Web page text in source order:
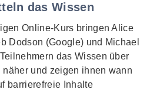
das Wissen
Online-Kurs bringen Alice
Dodson (Google) und Michael
das Wissen über
und zeigen ihnen wann
barrierefreie Inhalte